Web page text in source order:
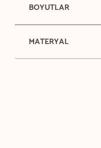
BOYUTLAR
MATERYAL